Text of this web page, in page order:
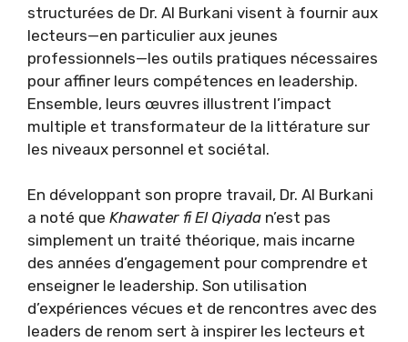
structurées de Dr. Al Burkani visent à fournir aux
lecteurs—en particulier aux jeunes
professionnels—les outils pratiques nécessaires
pour affiner leurs compétences en leadership.
Ensemble, leurs œuvres illustrent l’impact
multiple et transformateur de la littérature sur
les niveaux personnel et sociétal.
En développant son propre travail, Dr. Al Burkani
a noté que Khawater fi El Qiyada n’est pas
simplement un traité théorique, mais incarne
des années d’engagement pour comprendre et
enseigner le leadership. Son utilisation
d’expériences vécues et de rencontres avec des
leaders de renom sert à inspirer les lecteurs et